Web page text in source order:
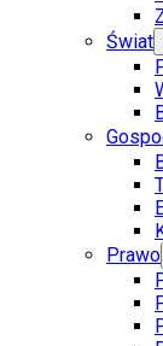
Świat
Prawo